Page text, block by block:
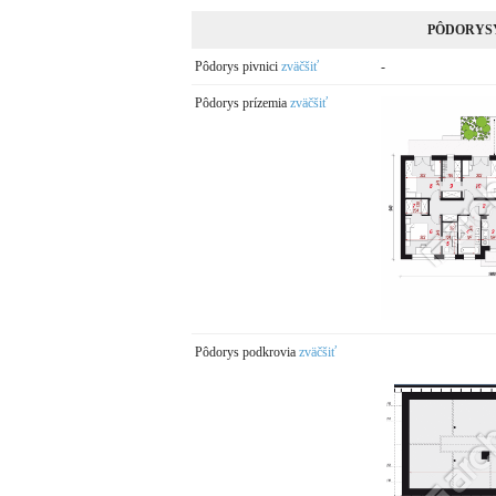
Pôdorys pivnici zväčšiť -
Pôdorys prízemia zväčšiť
Pôdorys podkrovia zväčšiť